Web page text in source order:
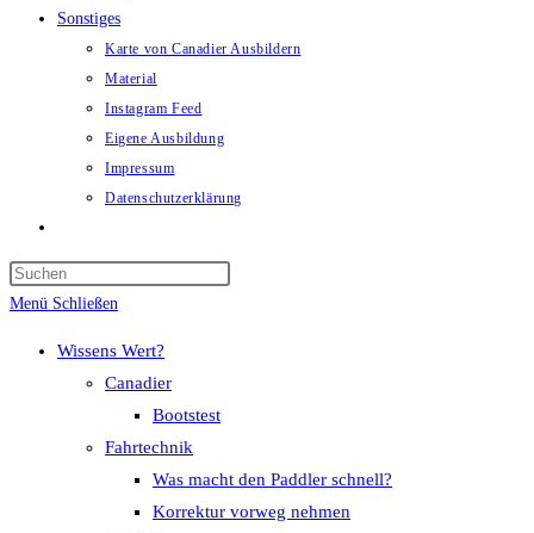
Sonstiges
Karte von Canadier Ausbildern
Material
Instagram Feed
Eigene Ausbildung
Impressum
Datenschutzerklärung
umschalten
Menü Schließen
Wissens Wert?
Canadier
Bootstest
Fahrtechnik
Was macht den Paddler schnell?
Korrektur vorweg nehmen